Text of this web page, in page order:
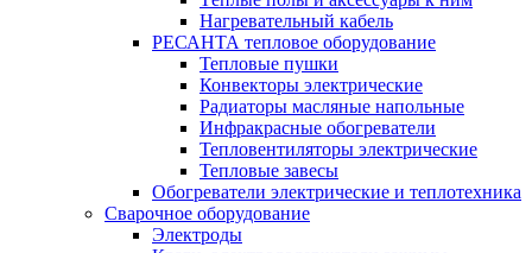
Нагревательный кабель
РЕСАНТА тепловое оборудование
Тепловые пушки
Конвекторы электрические
Радиаторы масляные напольные
Инфракрасные обогреватели
Тепловентиляторы электрические
Тепловые завесы
Обогреватели электрические и теплотехника
Сварочное оборудование
Электроды